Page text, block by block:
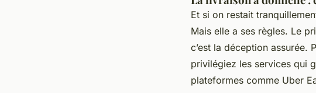
Et si on restait
Mais elle a ses règles. Le
c’est la déception assurée.
privilégiez les services qui
plateformes comme Uber